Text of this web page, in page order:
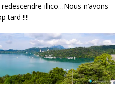
illico…Nous n’avons
tard !!!!